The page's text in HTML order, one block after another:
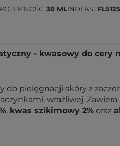
POJEMNOŚĆ 30 MLINDEKS FL5125
- kwasowy do cery
do pielęgnacji skóry z
wrażliwej. Zawiera
, kwas szikimowy 2% oraz